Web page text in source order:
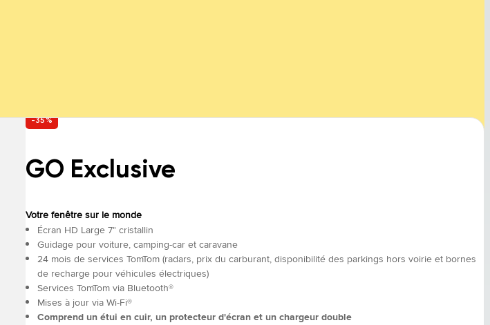
-35%
GO Exclusive
Votre fenêtre sur le monde
Écran HD Large 7" cristallin
Guidage pour voiture, camping-car et caravane
24 mois de services TomTom (radars, prix du carburant, disponibilité des parkings hors voirie et bornes
de recharge pour véhicules électriques)
Services TomTom via Bluetooth®
Mises à jour via Wi-Fi®
Comprend un étui en cuir, un protecteur d'écran et un chargeur double